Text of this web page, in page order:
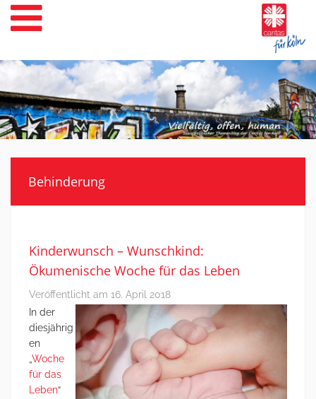
Weiter
zum
Inhalt
Behinderung
Kinderwunsch – Wunschkind:
Ökumenische Woche für das Leben
Veröffentlicht am 16. April 2018
In der
diesjährig
en
Woche
für das
Leben“